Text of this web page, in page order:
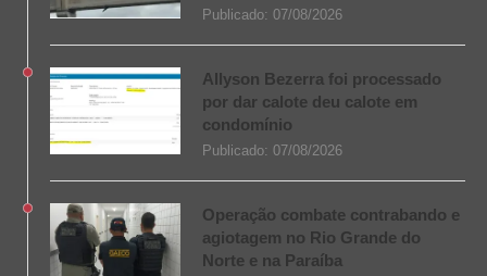
Publicado: 07/08/2026
Allyson Bezerra foi processado
por dar calote deu calote em
condomínio
Publicado: 07/08/2026
Operação combate contrabando e
agiotagem no Rio Grande do
Norte e na Paraíba